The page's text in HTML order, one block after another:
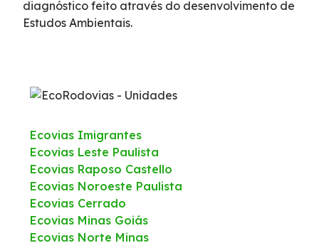
Revistas
Compromissos Agenda ESG 2030
Compromisso de Regularização Ambiental
Política de Sustentabilidade
diagnóstico feito através do desenvolvimento de
Estudos Ambientais.
Ecovias Imigrantes
Ecovias Leste Paulista
Ecovias Raposo Castello
Ecovias Noroeste Paulista
Ecovias Cerrado
Ecovias Minas Goiás
Ecovias Norte Minas